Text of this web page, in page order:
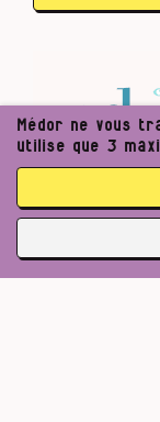
Médor ne vous
utilise que 3